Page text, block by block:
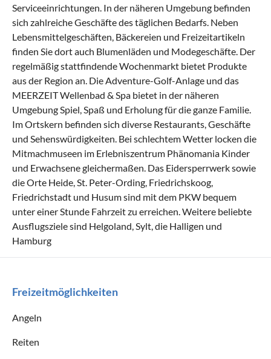
Serviceeinrichtungen. In der näheren Umgebung befinden
sich zahlreiche Geschäfte des täglichen Bedarfs. Neben
Lebensmittelgeschäften, Bäckereien und Freizeitartikeln
finden Sie dort auch Blumenläden und Modegeschäfte. Der
regelmäßig stattfindende Wochenmarkt bietet Produkte
aus der Region an. Die Adventure-Golf-Anlage und das
MEERZEIT Wellenbad & Spa bietet in der näheren
Umgebung Spiel, Spaß und Erholung für die ganze Familie.
Im Ortskern befinden sich diverse Restaurants, Geschäfte
und Sehenswürdigkeiten. Bei schlechtem Wetter locken die
Mitmachmuseen im Erlebniszentrum Phänomania Kinder
und Erwachsene gleichermaßen. Das Eidersperrwerk sowie
die Orte Heide, St. Peter-Ording, Friedrichskoog,
Friedrichstadt und Husum sind mit dem PKW bequem
unter einer Stunde Fahrzeit zu erreichen. Weitere beliebte
Ausflugsziele sind Helgoland, Sylt, die Halligen und
Hamburg
Freizeitmöglichkeiten
Angeln
Reiten